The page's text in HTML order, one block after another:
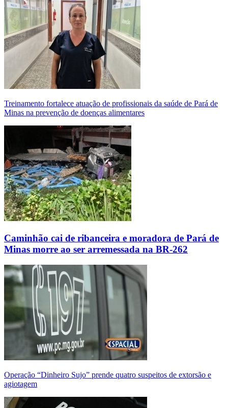
Treinamento fortalece atuação de profissionais da saúde de Pará de
Minas na prevenção de doenças alimentares
Caminhão cai de ribanceira e moradora de Pará de
Minas morre ao ser arremessada na BR-262
Operação “Dinheiro Sujo” prende quatro suspeitos de extorsão e
agiotagem